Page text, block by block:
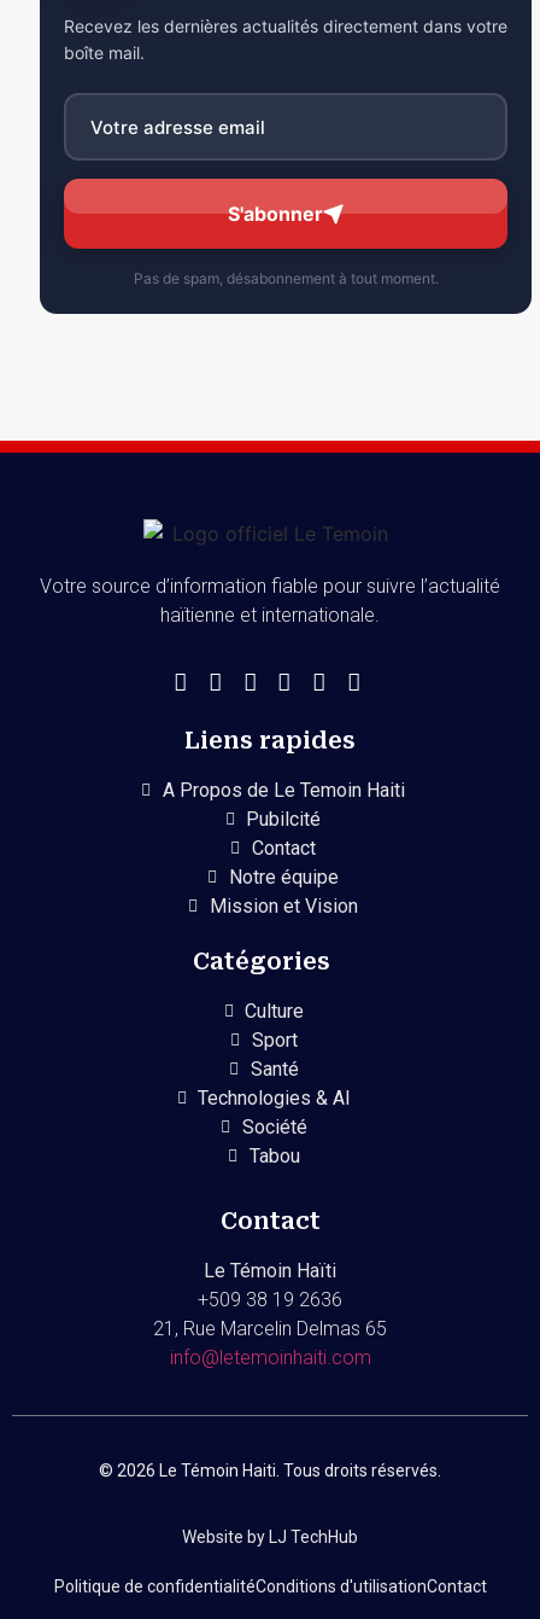
Recevez les dernières actualités directement dans votre
boîte mail.
S'abonner
Pas de spam, désabonnement à tout moment.
Votre source d’information fiable pour suivre l’actualité
haïtienne et internationale.
Liens rapides
A Propos de Le Temoin Haiti
Pubilcité
Contact
Notre équipe
Mission et Vision
Catégories
Culture
Sport
Santé
Technologies & AI
Société
Tabou
Contact
Le Témoin Haïti
+509 38 19 2636
21, Rue Marcelin Delmas 65
info@letemoinhaiti.com
© 2026 Le Témoin Haiti. Tous droits réservés.
Website by LJ TechHub
Politique de confidentialitéConditions d'utilisationContact